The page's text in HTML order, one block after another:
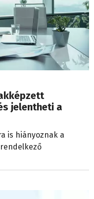
jelentheti a
is hiányoznak a